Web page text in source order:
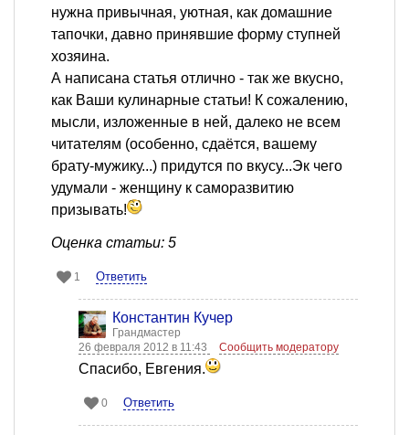
нужна привычная, уютная, как домашние
тапочки, давно принявшие форму ступней
хозяина.
А написана статья отлично - так же вкусно,
как Ваши кулинарные статьи! К сожалению,
мысли, изложенные в ней, далеко не всем
читателям (особенно, сдаётся, вашему
брату-мужику...) придутся по вкусу...Эк чего
удумали - женщину к саморазвитию
призывать!
Оценка статьи: 5
1 Ответить
Константин Кучер
Грандмастер
26 февраля 2012 в 11:43
Сообщить модератору
Спасибо, Евгения.
0 Ответить